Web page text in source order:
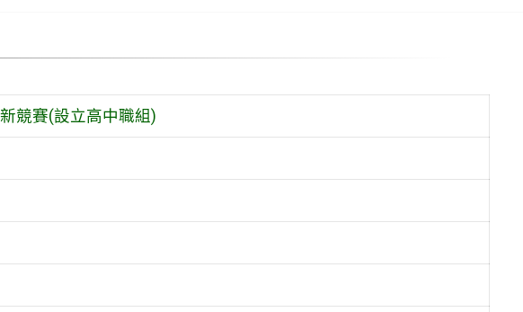
競賽(設立高中職組)